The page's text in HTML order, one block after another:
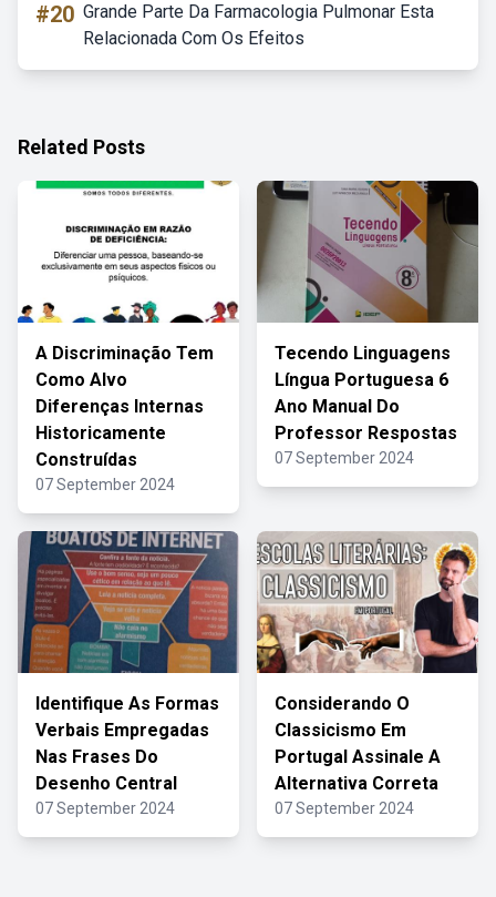
#20 Grande Parte Da Farmacologia Pulmonar Esta
Relacionada Com Os Efeitos
Related Posts
A Discriminação Tem
Como Alvo
Diferenças Internas
Historicamente
Construídas
07 September 2024
Tecendo Linguagens
Língua Portuguesa 6
Ano Manual Do
Professor Respostas
07 September 2024
Identifique As Formas
Verbais Empregadas
Nas Frases Do
Desenho Central
07 September 2024
Considerando O
Classicismo Em
Portugal Assinale A
Alternativa Correta
07 September 2024